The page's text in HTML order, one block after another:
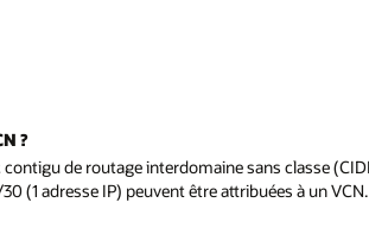
?
de routage interdomaine sans classe
(1 adresse IP) peuvent être attribuées à un